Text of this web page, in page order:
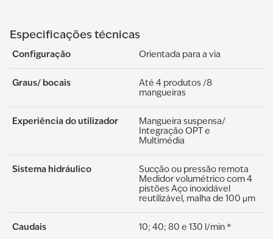
Especificações técnicas
Configuração Orientada para a via
Graus/ bocais
Até 4 produtos /8
mangueiras
Experiência do utilizador
Mangueira suspensa/
Integração OPT e
Multimédia
Sistema hidráulico
Sucção ou pressão remota
Medidor volumétrico com 4
pistões Aço inoxidável
reutilizável, malha de 100 μm
Caudais 10; 40; 80 e 130 l/min *